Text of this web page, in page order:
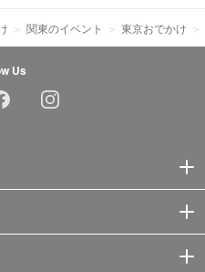
関東のイベント 東京おでかけ
Us